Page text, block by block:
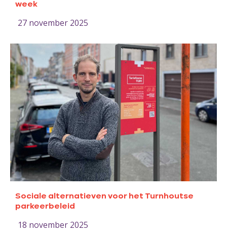
week
27 november 2025
Sociale alternatieven voor het Turnhoutse
parkeerbeleid
18 november 2025